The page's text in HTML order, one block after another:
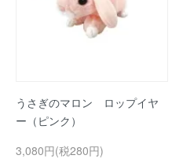
うさぎのマロン ロップイヤ
ー（ピンク）
3,080円(税280円)